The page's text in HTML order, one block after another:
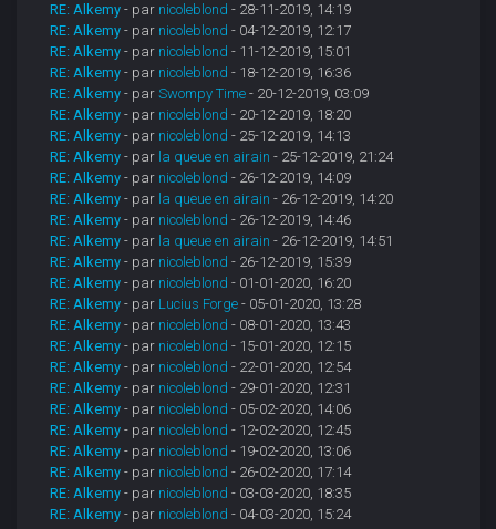
RE: Alkemy - par nicoleblond - 28-11-2019, 14:19
RE: Alkemy - par nicoleblond - 04-12-2019, 12:17
RE: Alkemy - par nicoleblond - 11-12-2019, 15:01
RE: Alkemy - par nicoleblond - 18-12-2019, 16:36
RE: Alkemy - parSwompy Time - 20-12-2019, 03:09
RE: Alkemy - par nicoleblond - 20-12-2019, 18:20
RE: Alkemy - par nicoleblond - 25-12-2019, 14:13
RE: Alkemy - par la queue en airain - 25-12-2019, 21:24
RE: Alkemy - par nicoleblond - 26-12-2019, 14:09
RE: Alkemy - par la queue en airain - 26-12-2019, 14:20
RE: Alkemy - par nicoleblond - 26-12-2019, 14:46
RE: Alkemy - par la queue en airain - 26-12-2019, 14:51
RE: Alkemy - par nicoleblond - 26-12-2019, 15:39
RE: Alkemy - par nicoleblond - 01-01-2020, 16:20
RE: Alkemy - par Lucius Forge - 05-01-2020, 13:28
RE: Alkemy - par nicoleblond - 08-01-2020, 13:43
RE: Alkemy - par nicoleblond - 15-01-2020, 12:15
RE: Alkemy - par nicoleblond - 22-01-2020, 12:54
RE: Alkemy - par nicoleblond - 29-01-2020, 12:31
RE: Alkemy - par nicoleblond - 05-02-2020, 14:06
RE: Alkemy - par nicoleblond - 12-02-2020, 12:45
RE: Alkemy - par nicoleblond - 19-02-2020, 13:06
RE: Alkemy - par nicoleblond - 26-02-2020, 17:14
RE: Alkemy - par nicoleblond - 03-03-2020, 18:35
RE: Alkemy - par nicoleblond - 04-03-2020, 15:24